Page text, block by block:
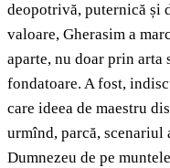
deopotrivă, puternică și
valoare, Gherasim a
aparte, nu doar prin
fondatoare. A fost,
care ideea de maestru
urmînd, parcă,
Dumnezeu de pe